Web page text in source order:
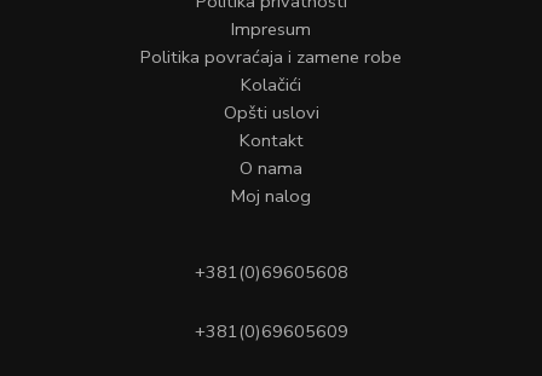
Impresum
Politika povraćaja i zamene robe
Kolačići
Opšti uslovi
Kontakt
O nama
Moj nalog
+381(0)69605608
+381(0)69605609